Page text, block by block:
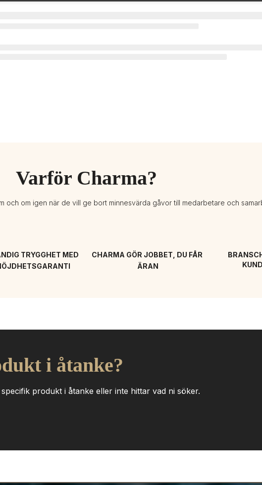
Varför Charma?
och om igen när de vill ge bort minnesvärda gåvor till medarbetare och
TRYGGHET MED
CHARMA GÖR JOBBET, DU FÅR
ÄRAN
i åtanke?
produkt i åtanke eller inte hittar vad ni söker.